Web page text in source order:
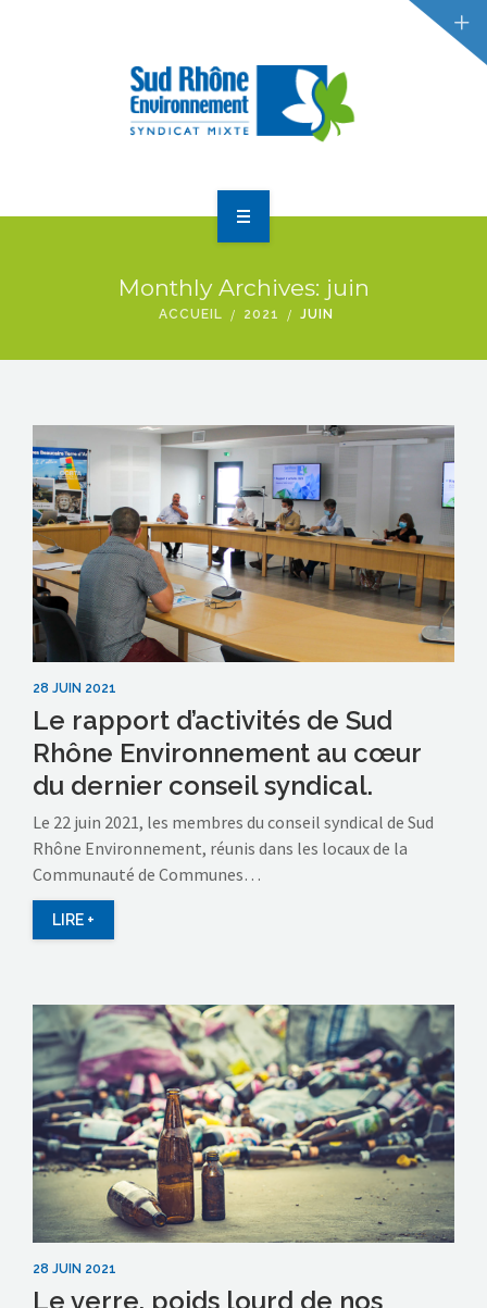
GESTION DES DÉCHETS
ACTUALITÉS
LE SYNDICAT
ACTUALITÉS
Monthly Archives: juin
ACCUEIL 2021 JUIN
28 JUIN 2021
Le rapport d’activités de Sud
Rhône Environnement au cœur
du dernier conseil syndical.
Le 22 juin 2021, les membres du conseil syndical de Sud
Rhône Environnement, réunis dans les locaux de la
Communauté de Communes…
LIRE +
28 JUIN 2021
Le verre, poids lourd de nos